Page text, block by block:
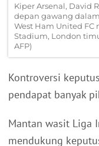
Kiper Arsenal, David
depan gawang
West Ham United FC
Stadium, London
AFP)
Kontroversi
pendapat banyak
Mantan wasit Liga
mendukung